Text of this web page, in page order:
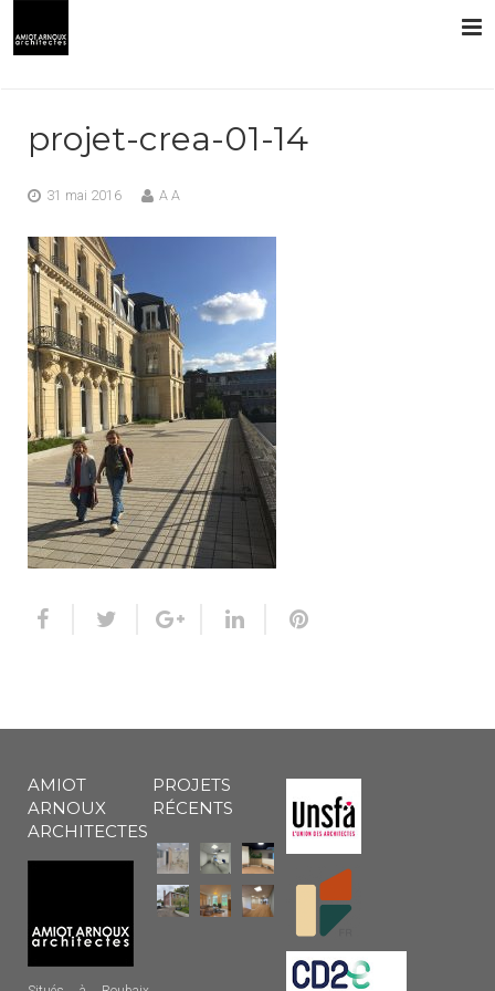
PRESTATIONS
CONTACT
projet-crea-01-14
31 mai 2016 A A
AMIOT
ARNOUX
ARCHITECTES
PROJETS
RÉCENTS